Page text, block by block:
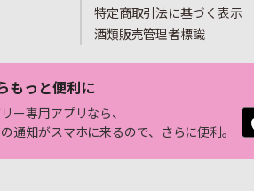
特定商取引法に基づく表示
酒類販売管理者標識
もっと便利に
ー専用アプリなら、
通知がスマホに来るので、さらに便利。